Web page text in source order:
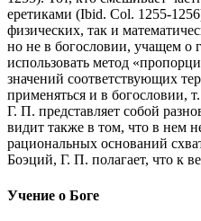
еретиками (Ibid. Col. 1255-
физических, так и
но не в богословии, учащем о
использовать метод
значений соответствующих
применяться и в богословии,
Г. П. представляет собой
видит также в том, что в нем
рациональных оснований
Боэций, Г. П. полагает, что к
Учение о Боге